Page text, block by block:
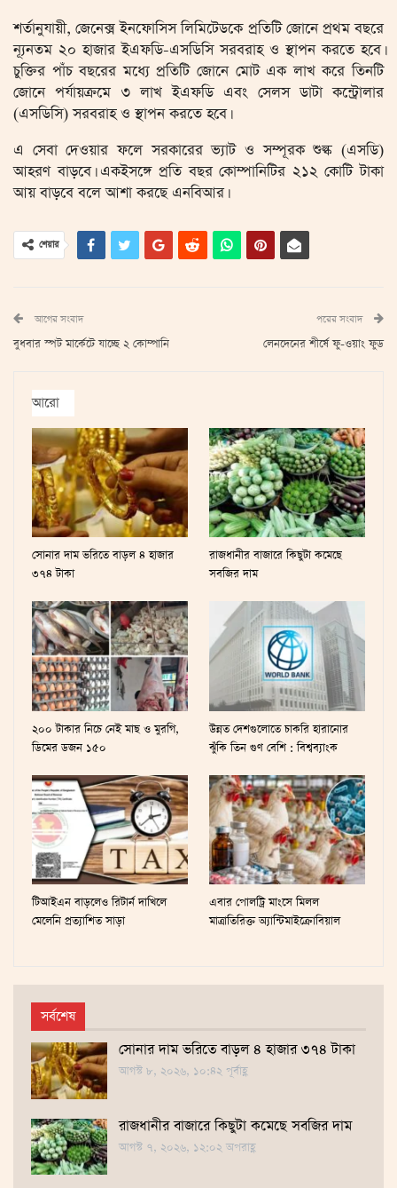
শর্তানুযায়ী, জেনেক্স ইনফোসিস লিমিটেডকে প্রতিটি জোনে প্রথম বছরে
ন্যূনতম ২০ হাজার ইএফডি-এসডিসি সরবরাহ ও স্থাপন করতে হবে।
চুক্তির পাঁচ বছরের মধ্যে প্রতিটি জোনে মোট এক লাখ করে তিনটি
জোনে পর্যায়ক্রমে ৩ লাখ ইএফডি এবং সেলস ডাটা কন্ট্রোলার
(এসডিসি) সরবরাহ ও স্থাপন করতে হবে।
এ সেবা দেওয়ার ফলে সরকারের ভ্যাট ও সম্পূরক শুল্ক (এসডি)
আহরণ বাড়বে। একইসঙ্গে প্রতি বছর কোম্পানিটির ২১২ কোটি টাকা
আয় বাড়বে বলে আশা করছে এনবিআর।
শেয়ার
আগের সংবাদ
বুধবার স্পট মার্কেটে যাচ্ছে ২ কোম্পানি
পরের সংবাদ
লেনদেনের শীর্ষে ফু-ওয়াং ফুড
আরো
সোনার দাম ভ‌রি‌তে বাড়ল ৪ হাজার
৩৭৪ টাকা
রাজধানীর বাজারে কিছুটা কমেছে
সবজির দাম
২০০ টাকার নিচে নেই মাছ ও মুরগি,
ডিমের ডজন ১৫০
উন্নত দেশগুলোতে চাকরি হারানোর
ঝুঁকি তিন গুণ বেশি : বিশ্বব্যাংক
টিআইএন বাড়লেও রিটার্ন দাখিলে
মেলেনি প্রত্যাশিত সাড়া
এবার পোলট্রি মাংসে মিলল
মাত্রাতিরিক্ত অ্যান্টিমাইক্রোবিয়াল
সর্বশেষ
সোনার দাম ভ‌রি‌তে বাড়ল ৪ হাজার ৩৭৪ টাকা
আগস্ট ৮, ২০২৬, ১০:৪২ পূর্বাহ্ণ
রাজধানীর বাজারে কিছুটা কমেছে সবজির দাম
আগস্ট ৭, ২০২৬, ১২:০২ অপরাহ্ণ